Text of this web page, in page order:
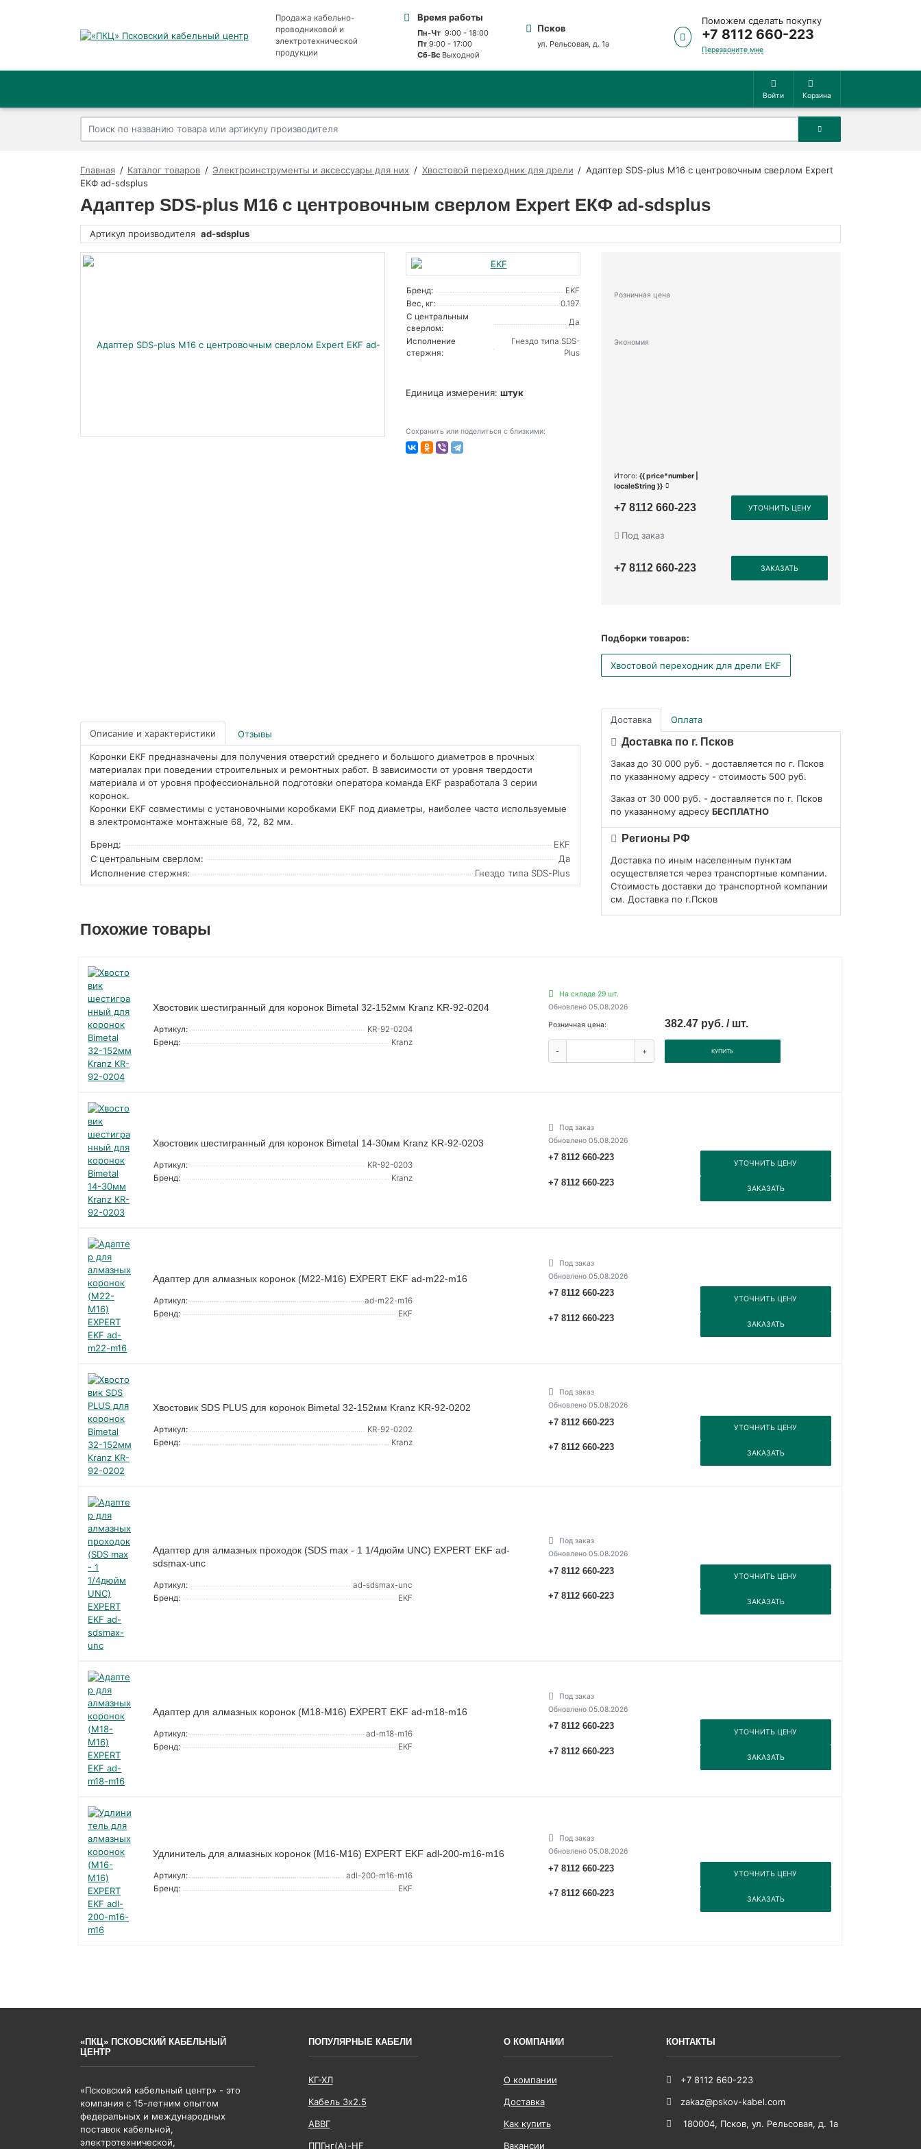
Продажа кабельно-
проводниковой и
электротехнической
продукции
Время работы
Пн-Чт9:00 - 18:00
Пт9:00 - 17:00
Сб-ВсВыходной
Псков
ул. Рельсовая, д. 1а
Поможем сделать покупку
+7 8112 660-223
Перезвоните мне
Войти Корзина
Главная Каталог товаров Электроинструменты и аксессуары для них Хвостовой переходник для дрели
Адаптер SDS-plus M16 с центровочным сверлом Expert
ЕКФ ad-sdsplus
Адаптер SDS-plus M16 с центровочным сверлом Expert ЕКФ ad-sdsplus
Артикул производителя ad-sdsplus
Бренд:
EKF
Вес, кг:
0.197
С центральным
сверлом:
Да
Исполнение
стержня:
Гнездо типа SDS-
Plus
Единица измерения: штук
Сохранить или поделиться с близкими:
Розничная цена
Экономия
Итого: {{ price*number |
localeString }}
+7 8112 660-223 УТОЧНИТЬ ЦЕНУ
Под заказ
+7 8112 660-223 ЗАКАЗАТЬ
Подборки товаров:
Хвостовой переходник для дрели EKF
Доставка Оплата
Доставка по г. Псков
Заказ до 30 000 руб. - доставляется по г. Псков
по указанному адресу - стоимость 500 руб.
Заказ от 30 000 руб. - доставляется по г. Псков
по указанному адресу БЕСПЛАТНО
Регионы РФ
Доставка по иным населенным пунктам
осуществляется через транспортные компании.
Стоимость доставки до транспортной компании
см. Доставка по г.Псков
Описание и характеристики Отзывы
Коронки EKF предназначены для получения отверстий среднего и большого диаметров в прочных
материалах при поведении строительных и ремонтных работ. В зависимости от уровня твердости
материала и от уровня профессиональной подготовки оператора команда EKF разработала 3 серии
коронок.
Коронки EKF совместимы с установочными коробками EKF под диаметры, наиболее часто используемые
в электромонтаже монтажные 68, 72, 82 мм.
Бренд:
EKF
С центральным сверлом:
Да
Исполнение стержня:
Гнездо типа SDS-Plus
Похожие товары
Хвостовик шестигранный для коронок Bimetal 32-152мм Kranz KR-92-0204
Артикул:
KR-92-0204
Бренд:
Kranz
На складе 29 шт.
Обновлено 05.08.2026
Розничная цена:
382.47 руб. / шт.
- + КУПИТЬ
Хвостовик шестигранный для коронок Bimetal 14-30мм Kranz KR-92-0203
Артикул:
KR-92-0203
Бренд:
Kranz
Под заказ
Обновлено 05.08.2026
+7 8112 660-223
УТОЧНИТЬ ЦЕНУ
+7 8112 660-223
ЗАКАЗАТЬ
Адаптер для алмазных коронок (M22-M16) EXPERT EKF ad-m22-m16
Артикул:
ad-m22-m16
Бренд:
EKF
Под заказ
Обновлено 05.08.2026
+7 8112 660-223
УТОЧНИТЬ ЦЕНУ
+7 8112 660-223
ЗАКАЗАТЬ
Хвостовик SDS PLUS для коронок Bimetal 32-152мм Kranz KR-92-0202
Артикул:
KR-92-0202
Бренд:
Kranz
Под заказ
Обновлено 05.08.2026
+7 8112 660-223
УТОЧНИТЬ ЦЕНУ
+7 8112 660-223
ЗАКАЗАТЬ
Адаптер для алмазных проходок (SDS max - 1 1/4дюйм UNC) EXPERT EKF ad-
sdsmax-unc
Артикул:
ad-sdsmax-unc
Бренд:
EKF
Под заказ
Обновлено 05.08.2026
+7 8112 660-223
УТОЧНИТЬ ЦЕНУ
+7 8112 660-223
ЗАКАЗАТЬ
Адаптер для алмазных коронок (M18-M16) EXPERT EKF ad-m18-m16
Артикул:
ad-m18-m16
Бренд:
EKF
Под заказ
Обновлено 05.08.2026
+7 8112 660-223
УТОЧНИТЬ ЦЕНУ
+7 8112 660-223
ЗАКАЗАТЬ
Удлинитель для алмазных коронок (M16-M16) EXPERT EKF adl-200-m16-m16
Артикул:
adl-200-m16-m16
Бренд:
EKF
Под заказ
Обновлено 05.08.2026
+7 8112 660-223
УТОЧНИТЬ ЦЕНУ
+7 8112 660-223
ЗАКАЗАТЬ
«ПКЦ» ПСКОВСКИЙ КАБЕЛЬНЫЙ
ЦЕНТР
«Псковский кабельный центр» - это
компания с 15-летним опытом
федеральных и международных
поставок кабельной,
электротехнической,
ПОПУЛЯРНЫЕ КАБЕЛИ
КГ-ХЛ
Кабель 3x2.5
АВВГ
ППГнг(А)-HF
О КОМПАНИИ
О компании
Доставка
Как купить
Вакансии
КОНТАКТЫ
+7 8112 660-223
zakaz@pskov-kabel.com
180004, Псков, ул. Рельсовая, д. 1а